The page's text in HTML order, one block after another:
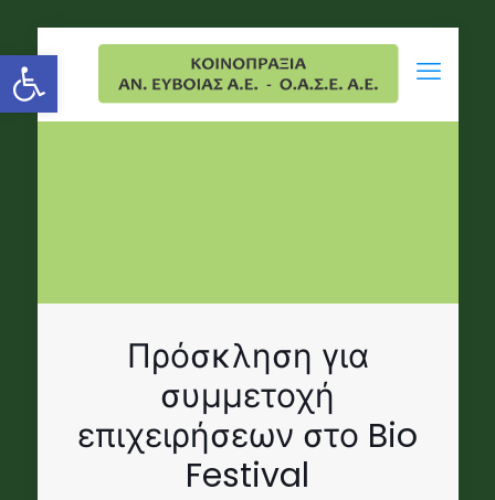
Open toolbar
Πρόσκληση για
συμμετοχή
επιχειρήσεων στο Bio
Festival